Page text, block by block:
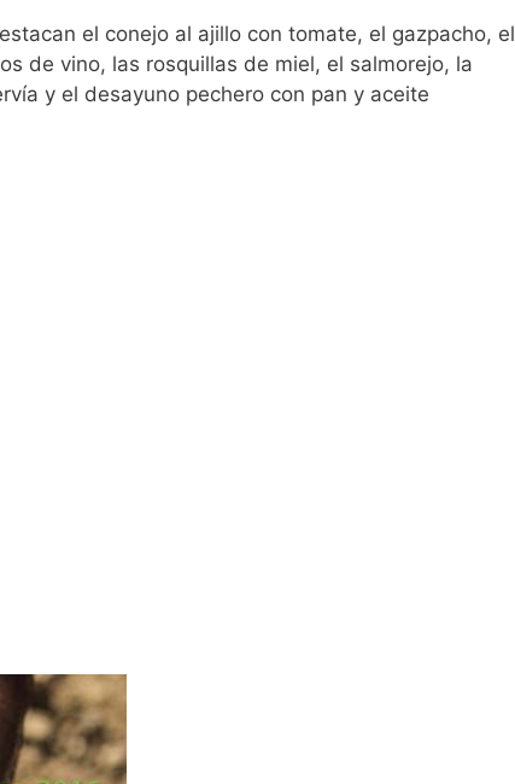
el conejo al ajillo con tomate, el gazpacho, el
de vino, las rosquillas de miel, el salmorejo, la
y el desayuno pechero con pan y aceite